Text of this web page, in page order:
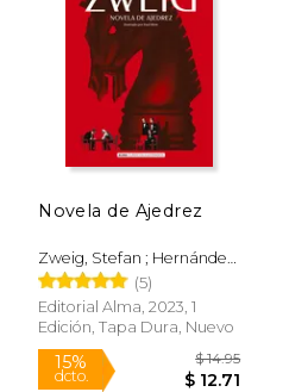
50%
dcto. $ 20.53
Novela de Ajedrez
Zweig, Stefan ; Hernández
Rodilla, Itziar ; Blow, Paul
(5)
Editorial Alma, 2023, 1
Edición, Tapa Dura, Nuevo